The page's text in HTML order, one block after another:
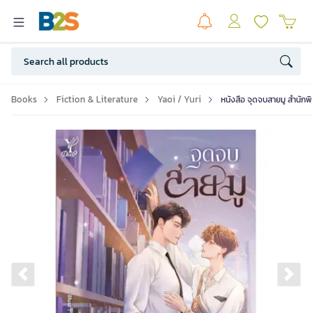
Books Fiction & Literature Yaoi / Yuri หนังสือ จุดจบสายมู สำนัก
Previous slide